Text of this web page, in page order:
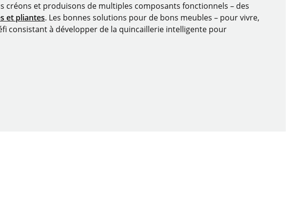
créons et produisons de multiples composants fonctionnels – des
et pliantes. Les bonnes solutions pour de bons meubles – pour vivre,
consistant à développer de la quincaillerie intelligente pour